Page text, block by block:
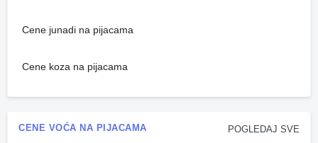
Cene junadi na pijacama
Cene koza na pijacama
POGLEDAJ SVE
CENE VOĆA NA PIJACAMA